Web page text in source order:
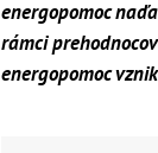
energopomoc
rámci
energopomoc